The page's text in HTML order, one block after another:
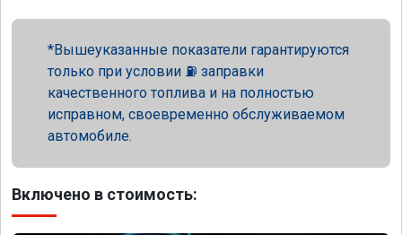
Вышеуказанные показатели гарантируются
только при условии ⛽ заправки
качественного топлива и на полностью
исправном, своевременно обслуживаемом
автомобиле.
Включено в стоимость: